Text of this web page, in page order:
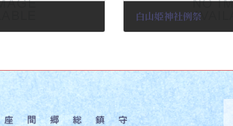
白山姫神社例祭